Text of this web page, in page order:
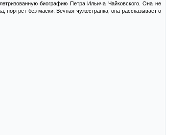
биографию Петра Ильича Чайковского. Она не
портрет без маски. Вечная чужестранка, она рассказывает о